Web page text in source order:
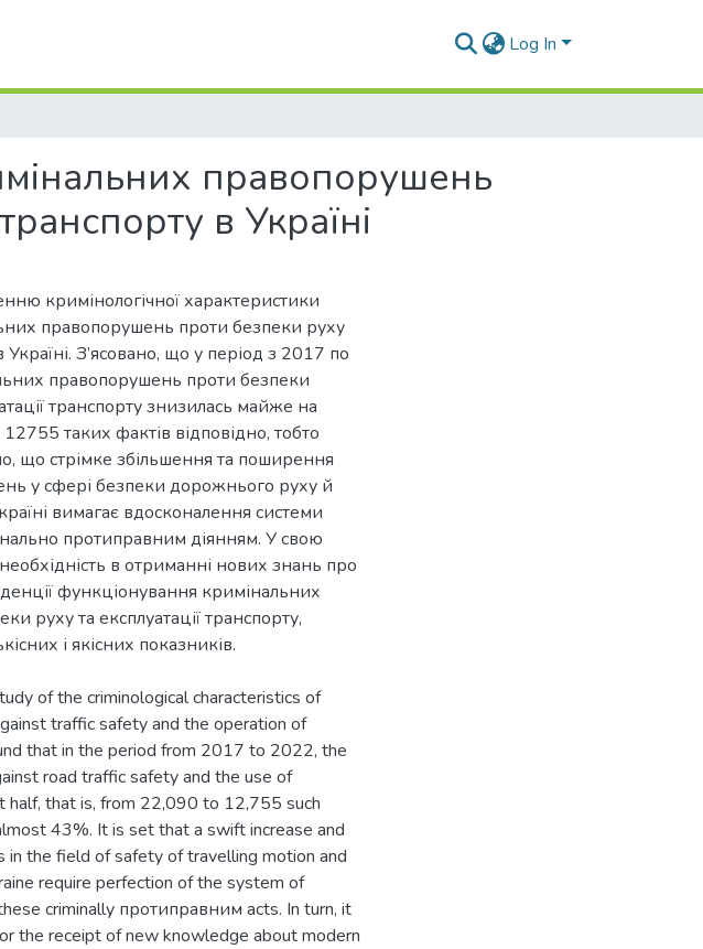
Log In
правопорушень
в Україні
кримінологічної характеристики
правопорушень проти безпеки руху
Україні. З’ясовано, що у період з 2017 по
правопорушень проти безпеки
транспорту знизилась майже на
таких фактів відповідно, тобто
що стрімке збільшення та поширення
у сфері безпеки дорожнього руху й
вимагає вдосконалення системи
протиправним діянням. У свою
в отриманні нових знань про
функціонування кримінальних
руху та експлуатації транспорту,
і якісних показників.
of the criminological characteristics of
traffic safety and the operation of
that in the period from 2017 to 2022, the
road traffic safety and the use of
half, that is, from 22,090 to 12,755 such
43%. It is set that a swift increase and
in the field of safety of travelling motion and
require perfection of the system of
criminally протиправним acts. In turn, it
the receipt of new knowledge about modern